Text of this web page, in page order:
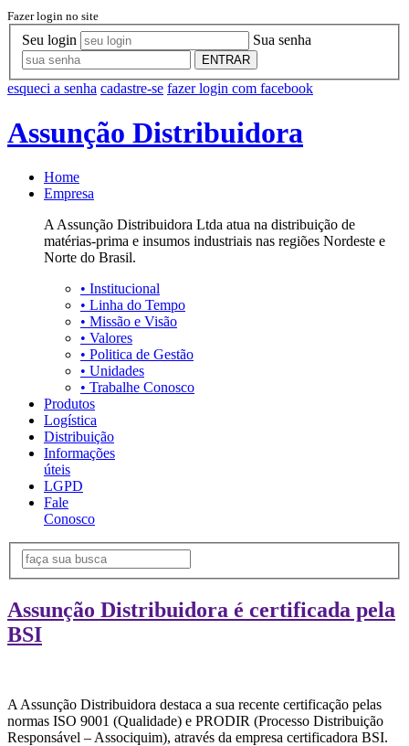
Fazer login no site
Seu login Sua senha
ENTRAR
esqueci a senha cadastre-se fazer login com facebook
Assunção Distribuidora
Home
Empresa
A Assunção Distribuidora Ltda atua na distribuição de
matérias-prima e insumos industriais nas regiões Nordeste e
Norte do Brasil.
• Institucional
• Linha do Tempo
• Missão e Visão
• Valores
• Politica de Gestão
• Unidades
• Trabalhe Conosco
Produtos
Logística
Distribuição
Informações
úteis
LGPD
Fale
Conosco
Assunção Distribuidora é certificada pela
BSI
A Assunção Distribuidora destaca a sua recente certificação pelas
normas ISO 9001 (Qualidade) e PRODIR (Processo Distribuição
Responsável – Associquim), através da empresa certificadora BSI.